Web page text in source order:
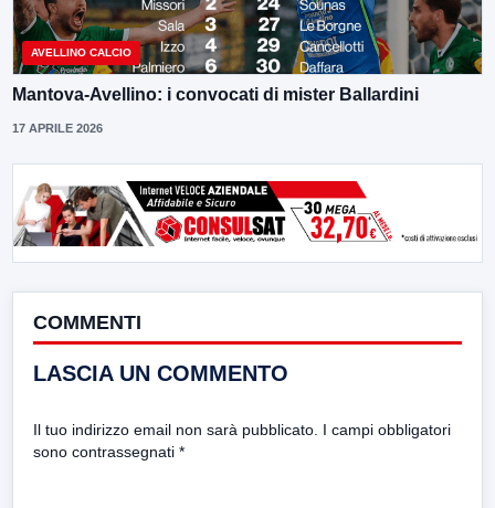
AVELLINO CALCIO
Mantova-Avellino: i convocati di mister Ballardini
17 APRILE 2026
COMMENTI
LASCIA UN COMMENTO
Il tuo indirizzo email non sarà pubblicato. I campi obbligatori
sono contrassegnati *